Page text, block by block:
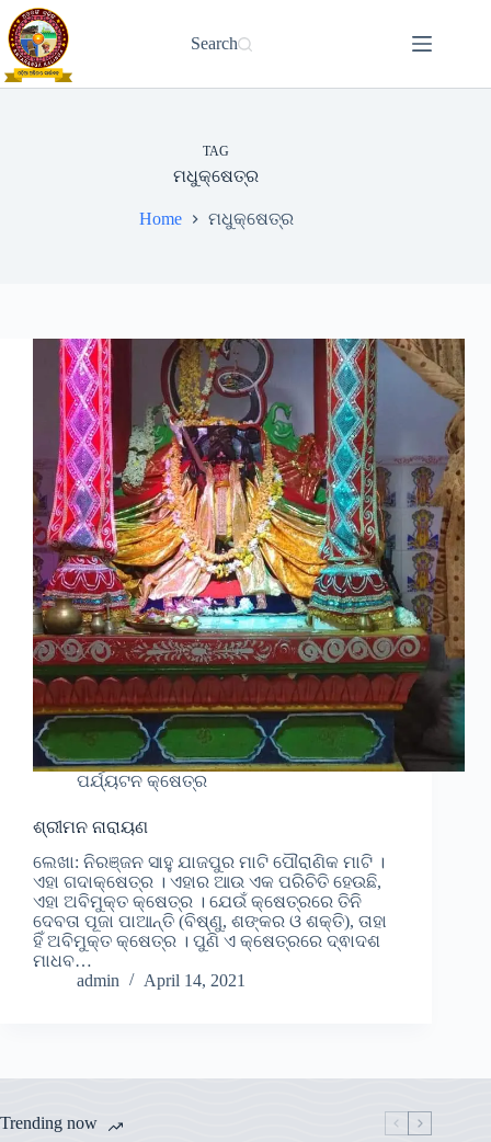
Skip
to
content
Search
TAG
ମଧୁକ୍ଷେତ୍ର
Home ମଧୁକ୍ଷେତ୍ର
ପର୍ଯ୍ୟଟନ କ୍ଷେତ୍ର
ଶ୍ରୀମନ ନାରାୟଣ
ଲେଖା: ନିରଞ୍ଜନ ସାହୁ ଯାଜପୁର ମାଟି ପୌରାଣିକ ମାଟି ।
ଏହା ଗଦାକ୍ଷେତ୍ର । ଏହାର ଆଉ ଏକ ପରିଚିତି ହେଉଛି,
ଏହା ଅବିମୁକ୍ତ କ୍ଷେତ୍ର । ଯେଉଁ କ୍ଷେତ୍ରରେ ତିନି
ଦେବତା ପୂଜା ପାଆନ୍ତି (ବିଷ୍ଣୁ, ଶଙ୍କର ଓ ଶକ୍ତି), ତାହା
ହିଁ ଅବିମୁକ୍ତ କ୍ଷେତ୍ର । ପୁଣି ଏ କ୍ଷେତ୍ରରେ ଦ୍ଵାଦଶ
ମାଧବ…
admin
April 14, 2021
Trending now